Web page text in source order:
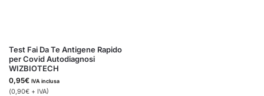
Test Fai Da Te Antigene Rapido
per Covid Autodiagnosi
WIZBIOTECH
0,95€ IVA inclusa
(0,90€ + IVA)